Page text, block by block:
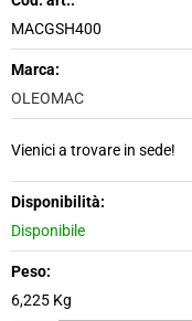
MACGSH400
Marca:
OLEOMAC
Vienici a trovare in sede!
Disponibilità:
Disponibile
Peso:
6,225 Kg